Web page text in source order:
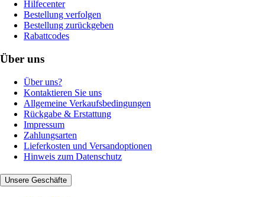
Hilfecenter
Bestellung verfolgen
Bestellung zurückgeben
Rabattcodes
Über uns
Über uns?
Kontaktieren Sie uns
Allgemeine Verkaufsbedingungen
Rückgabe & Erstattung
Impressum
Zahlungsarten
Lieferkosten und Versandoptionen
Hinweis zum Datenschutz
Unsere Geschäfte